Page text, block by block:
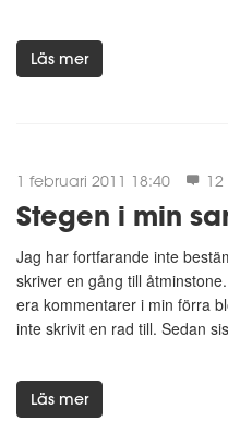
Läs mer
1 februari 2011 18:40 12
Stegen i min
Jag har fortfarande inte
skriver en gång till
era kommentarer i min förra
inte skrivit en rad till. Sedan
Läs mer